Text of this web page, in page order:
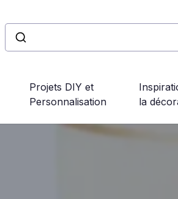
Projets DIY et
Personnalisation
la